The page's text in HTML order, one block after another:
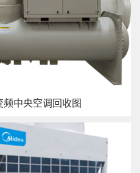
中央空调回收图